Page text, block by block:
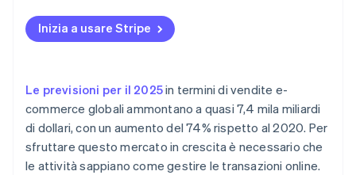
Stripe Sessions 2026
2. Configura un conto esercente
3. Ottieni le chiavi API
5. Testa il gateway di pagamento
6. Attiva la modalità live
1. Crea un account Stripe
2. Ottieni le chiavi API
4. Integra Stripe nel tuo sito web
5. Configura un endpoint lato server
6. Raccogli i dati di pagamento sul lato client
Inizia a usare Stripe
Le previsioni per il 2025in termini di vendite e-
commerce globali ammontano a quasi 7,4 mila miliardi
di dollari, con un aumento del 74% rispetto al 2020. Per
sfruttare questo mercato in crescita è necessario che
le attività sappiano come gestire le transazioni online.